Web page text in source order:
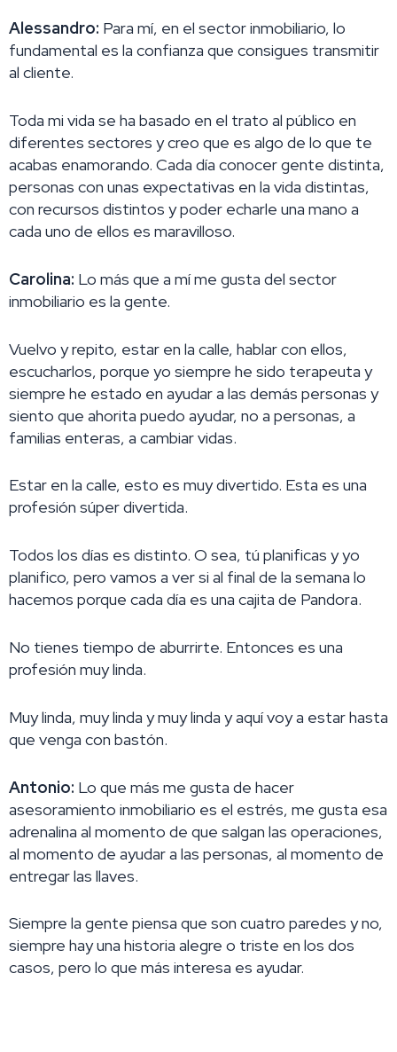
Alessandro: Para mí, en el sector inmobiliario, lo
fundamental es la confianza que consigues transmitir
al cliente.
Toda mi vida se ha basado en el trato al público en
diferentes sectores y creo que es algo de lo que te
acabas enamorando. Cada día conocer gente distinta,
personas con unas expectativas en la vida distintas,
con recursos distintos y poder echarle una mano a
cada uno de ellos es maravilloso.
Carolina: Lo más que a mí me gusta del sector
inmobiliario es la gente.
Vuelvo y repito, estar en la calle, hablar con ellos,
escucharlos, porque yo siempre he sido terapeuta y
siempre he estado en ayudar a las demás personas y
siento que ahorita puedo ayudar, no a personas, a
familias enteras, a cambiar vidas.
Estar en la calle, esto es muy divertido. Esta es una
profesión súper divertida.
Todos los días es distinto. O sea, tú planificas y yo
planifico, pero vamos a ver si al final de la semana lo
hacemos porque cada día es una cajita de Pandora.
No tienes tiempo de aburrirte. Entonces es una
profesión muy linda.
Muy linda, muy linda y muy linda y aquí voy a estar hasta
que venga con bastón.
Antonio: Lo que más me gusta de hacer
asesoramiento inmobiliario es el estrés, me gusta esa
adrenalina al momento de que salgan las operaciones,
al momento de ayudar a las personas, al momento de
entregar las llaves.
Siempre la gente piensa que son cuatro paredes y no,
siempre hay una historia alegre o triste en los dos
casos, pero lo que más interesa es ayudar.